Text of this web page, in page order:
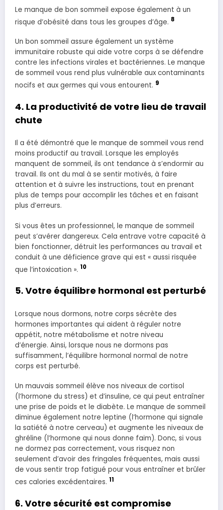
Le manque de bon sommeil expose également à un
risque d’obésité dans tous les groupes d’âge. 8
Un bon sommeil assure également un système
immunitaire robuste qui aide votre corps à se défendre
contre les infections virales et bactériennes. Le manque
de sommeil vous rend plus vulnérable aux contaminants
nocifs et aux germes qui vous entourent. 9
4. La productivité de votre lieu de travail
chute
Il a été démontré que le manque de sommeil vous rend
moins productif au travail. Lorsque les employés
manquent de sommeil, ils ont tendance à s’endormir au
travail. Ils ont du mal à se sentir motivés, à faire
attention et à suivre les instructions, tout en prenant
plus de temps pour accomplir les tâches et en faisant
plus d’erreurs.
Si vous êtes un professionnel, le manque de sommeil
peut s’avérer dangereux. Cela entrave votre capacité à
bien fonctionner, détruit les performances au travail et
conduit à une déficience grave qui est « aussi risquée
que l’intoxication ». 10
5. Votre équilibre hormonal est perturbé
Lorsque nous dormons, notre corps sécrète des
hormones importantes qui aident à réguler notre
appétit, notre métabolisme et notre niveau
d’énergie. Ainsi, lorsque nous ne dormons pas
suffisamment, l’équilibre hormonal normal de notre
corps est perturbé.
Un mauvais sommeil élève nos niveaux de cortisol
(l’hormone du stress) et d’insuline, ce qui peut entraîner
une prise de poids et le diabète. Le manque de sommeil
diminue également notre leptine (l’hormone qui signale
la satiété à notre cerveau) et augmente les niveaux de
ghréline (l’hormone qui nous donne faim). Donc, si vous
ne dormez pas correctement, vous risquez non
seulement d’avoir des fringales fréquentes, mais aussi
de vous sentir trop fatigué pour vous entraîner et brûler
ces calories excédentaires. 11
6. Votre sécurité est compromise